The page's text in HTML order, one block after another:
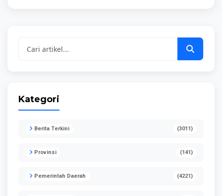
Kategori
Berita Terkini (3011)
Provinsi (141)
Pemerintah Daerah (4221)